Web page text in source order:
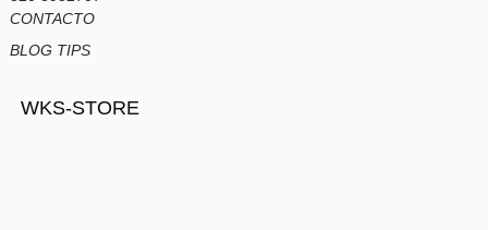
CONTACTO
BLOG TIPS
WKS-STORE